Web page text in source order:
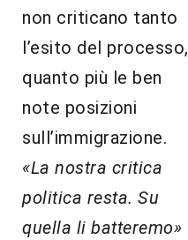
non criticano tanto
l’esito del processo,
quanto più le ben
note posizioni
sull’immigrazione.
«La nostra critica
politica resta. Su
quella li batteremo»